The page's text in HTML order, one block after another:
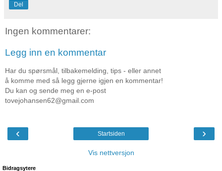
Del
Ingen kommentarer:
Legg inn en kommentar
Har du spørsmål, tilbakemelding, tips - eller annet
å komme med så legg gjerne igjen en kommentar!
Du kan og sende meg en e-post
tovejohansen62@gmail.com
‹ ›
Startsiden
Vis nettversjon
Bidragsytere